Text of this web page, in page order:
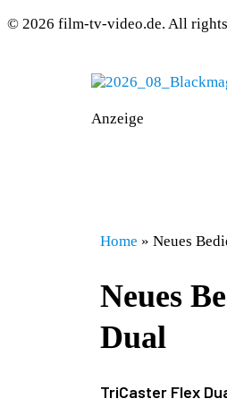
© 2026 film-tv-video.de. All
Anzeige
Home » Neues
Neues
Dual
TriCaster Flex